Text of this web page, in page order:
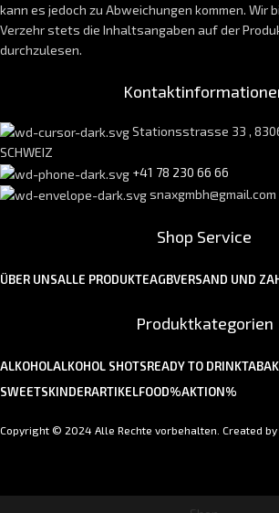
kann es jedoch zu Abweichungen kommen. Wir
Verzehr stets die Inhaltsangaben auf der
durchzulesen.
Stationsstrasse 33 ,
SCHWEIZ
+41 78 230 66 66
snaxgmbh@gmail.com
Shop Service
ÜBER UNSALLE PRODUKTEAGBVERSAND UND
Produktkategorien
ALKOHOLALKOHOL SHOTSREADY TO DRINK
SWEETSKINDERARTIKELFOOD%AKTION%
Copyright © 2024 Alle Rechte vorbehalten. Created by